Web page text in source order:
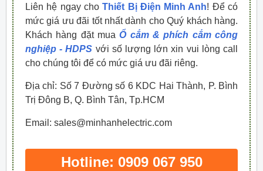
Liên hệ ngay choThiết Bị Điện Minh Anh! Để có
mức giá ưu đãi tốt nhất dành cho Quý khách hàng.
Khách hàng đặt muaỔ cắm & phích cắm công
nghiệp - HDPS với số lượng lớn xin vui lòng call
cho chúng tôi để có mức giá ưu đãi riêng.
Địa chỉ: Số 7 Đường số 6 KDC Hai Thành, P. Bình
Trị Đông B, Q. Bình Tân, Tp.HCM
Email: sales@minhanhelectric.com
Hotline: 0909 067 950